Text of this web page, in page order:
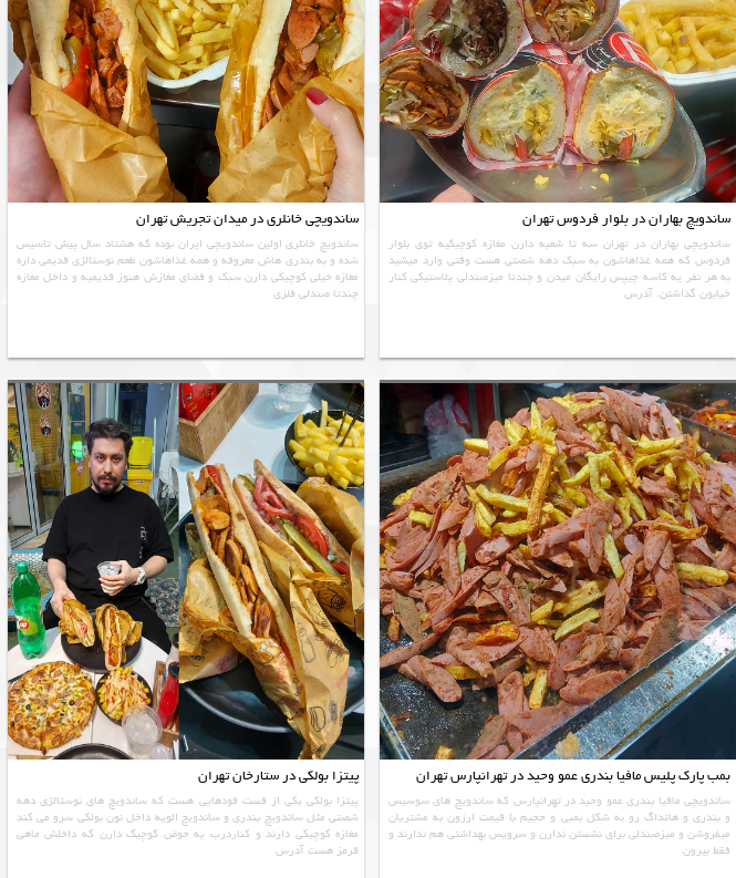
ساندویچ بهاران در بلوار فردوس تهران
ساندویچی بهاران در تهران سه تا شعبه دارن مغازه کوچیکیه توی بلوار
فردوس که همه غذاهاشون به سبک دهه شصتی هست وقتی وارد میشید
به هر نفر یه کاسه چیپس رایگان میدن و چندتا میزصندلی پلاستیکی کنار
خیابون گذاشتن. آدرس
ساندویچی خانلری در میدان تجریش تهران
ساندویچ خانلری اولین ساندویچی ایران بوده که هشتاد سال پیش تاسیس
شده و به بندری هاش معروفه و همه غذاهاشون طعم نوستالژی قدیمی داره
مغازه خیلی کوچیکی دارن سبک و فضای مغازش هنوز قدیمیه و داخل مغازه
چندتا صندلی فلزی
بمب پارک پلیس مافیا بندری عمو وحید در تهرانپارس تهران
ساندویچی مافیا بندری عمو وحید در تهرانپارس که ساندویچ های سوسیس
و بندری و هاتداگ رو به شکل بمبی و حجیم با قیمت ارزون به مشتریان
میفروشن و میزصندلی برای نشستن ندارن و سرویس بهداشتی هم ندارند و
فقط بیرون
پیتزا بولکی در ستارخان تهران
پیتزا بولکی یکی از فست فودهایی هست که ساندویچ های نوستالژی دهه
شصتی مثل ساندویچ بندری و ساندویچ الویه داخل نون بولکی سرو می کند
مغازه کوچیکی دارند و کناردرب یه حوض کوچیک دارن که داخلش ماهی
قرمز هست آدرس